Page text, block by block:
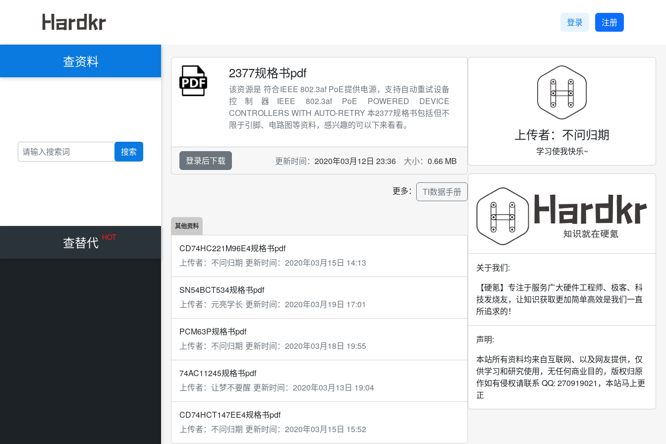
登录 注册
查资料
搜索
查替代 HOT
2377规格书pdf
该资源是 符合IEEE 802.3af PoE提供电源，支持自动重试设备
控制器IEEE 802.3af PoE POWERED DEVICE
CONTROLLERS WITH AUTO-RETRY 本2377规格书包括但不
限于引脚、电路图等资料，感兴趣的可以下来看看。
登录后下载 更新时间：2020年03月12日 23:36 大小：0.66 MB
更多： TI数据手册
其他资料
CD74HC221M96E4规格书pdf
上传者： 不问归期 更新时间： 2020年03月15日 14:13
SN54BCT534规格书pdf
上传者： 元亮学长 更新时间： 2020年03月19日 17:01
PCM63P规格书pdf
上传者： 不问归期 更新时间： 2020年03月18日 19:55
74AC11245规格书pdf
上传者： 让梦不要醒 更新时间： 2020年03月13日 19:04
CD74HCT147EE4规格书pdf
上传者： 不问归期 更新时间： 2020年03月15日 15:52
上传者：不问归期
学习使我快乐~
关于我们:
【硬氪】专注于服务广大硬件工程师、极客、科
技发烧友，让知识获取更加简单高效是我们一直
所追求的！
声明:
本站所有资料均来自互联网、以及网友提供，仅
供学习和研究使用，无任何商业目的，版权归原
作如有侵权请联系 QQ: 270919021，本站马上更
正